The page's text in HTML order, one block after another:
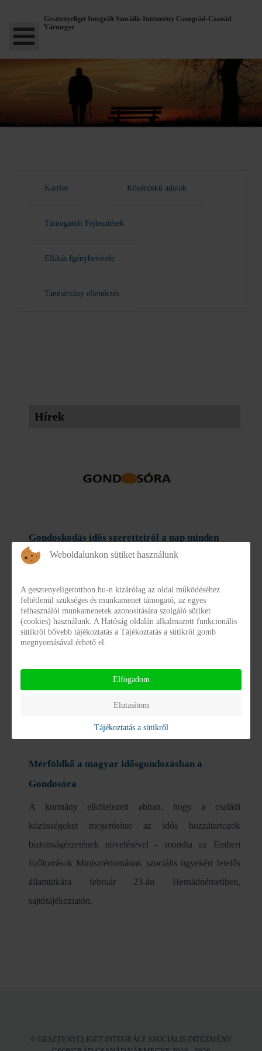
Gesztenyeliget Integrált Szociális Intézmény Csongrád-Csanád
Vármegye
Karrier Közérdekű adatok
Támogatott Fejlesztések
Ellátás Igénybevétele
Tanúsítvány ellenőrzés
Hírek
Gondoskodás idős szeretteiről a nap minden
órájában
programban minden magyar 65 éven felüli állampolgár
ingyenesen igényelhet jelzőeszközt, amelyhez egy 24
órás diszpécserszolgálat
Mérföldkő a magyar idősgondozásban a
Gondosóra
A kormány elkötelezett abban, hogy a családi
közösségeket megerősítse az idős hozzátartozók
biztonságérzetének növelésével - mondta az Emberi
Erőforrások Minisztériumának szociális ügyekért felelős
államtitkára február 23-án Hernádnémetiben,
sajtótájékoztatón.
© GESZTENYELIGET INTEGRÁLT SZOCIÁLIS INTÉZMÉNY
Weboldalunkon sütiket használunk
A gesztenyeligetotthon.hu-n kizárólag az oldal működéséhez
feltétlenül szükséges és munkamenet támogató, az egyes
felhasználói munkamenetek azonosítására szolgáló sütiket
(cookies) használunk. A Hatóság oldalán alkalmazott funkcionális
sütikről bővebb tájékoztatás a Tájékoztatás a sütikről gomb
megnyomásával érhető el.
Elfogadom
Elutasítom
Tájékoztatás a sütikről